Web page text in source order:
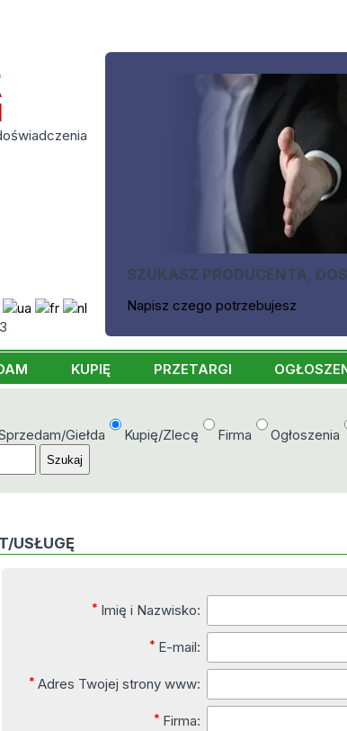
SZUKASZ PRODUCENTA,
Napisz czego potrzebujesz
KUPIĘ PRZETARGI
Giełda Kupię/Zlecę Firma Ogłoszenia
USŁUGĘ
* Imię i Nazwisko:
* E-mail:
* Adres Twojej strony www:
* Firma: